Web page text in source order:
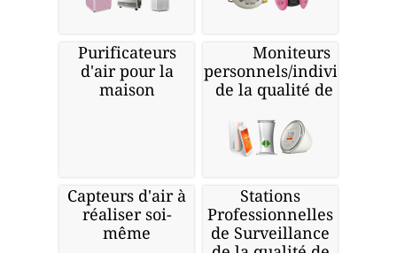
Purificateurs
d'air pour la
maison
Moniteurs
personnels/individuels
de la qualité de l'air
Capteurs d'air à
réaliser soi-
même
Stations
Professionnelles
de Surveillance